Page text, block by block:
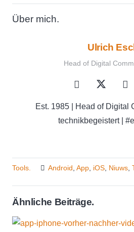
Über mich.
Ulrich
Head of Digital
Est. 1985 | Head of Digital
technikbegeistert |
Tools. Android App, iOS, Niuws,
Ähnliche Beiträge.